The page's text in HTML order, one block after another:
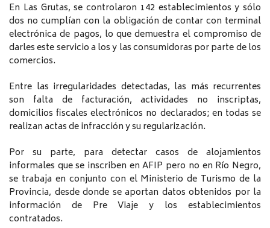
En Las Grutas, se controlaron 142 establecimientos y sólo
dos no cumplían con la obligación de contar con terminal
electrónica de pagos, lo que demuestra el compromiso de
darles este servicio a los y las consumidoras por parte de los
comercios.
Entre las irregularidades detectadas, las más recurrentes
son falta de facturación, actividades no inscriptas,
domicilios fiscales electrónicos no declarados; en todas se
realizan actas de infracción y su regularización.
Por su parte, para detectar casos de alojamientos
informales que se inscriben en AFIP pero no en Río Negro,
se trabaja en conjunto con el Ministerio de Turismo de la
Provincia, desde donde se aportan datos obtenidos por la
información de Pre Viaje y los establecimientos
contratados.